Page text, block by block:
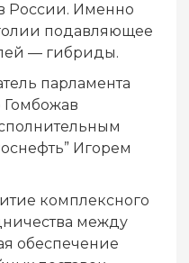
России. Именно
подавляющее
— гибриды.
парламента
Игорем
комплексного
между
обеспечение